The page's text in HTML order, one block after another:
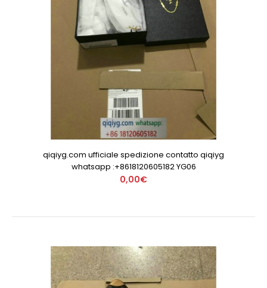
qiqiyg.com ufficiale spedizione contatto qiqiyg
whatsapp :+8618120605182 YG06
0,00€